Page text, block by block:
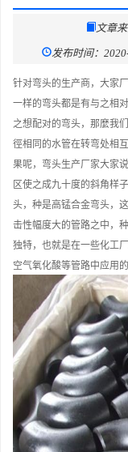
文章
发布时间：
针对弯头的生产商，大家
一样的弯头都是有与之相
之想配对的弯头，那麼我
徑相同的水管在转弯处相
果呢，弯头生产厂家大家
区使之成九十度的斜角样
头，种是高锰合金弯头，
击性幅度大的管路之中，
独特，也就是在一些化工
空气氧化酸等管路中应用的